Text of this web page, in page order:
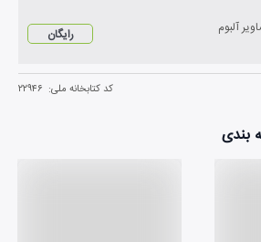
آلبوم رایگان
کد کتابخانه ملی: ۲۲۹۴۶
بندی